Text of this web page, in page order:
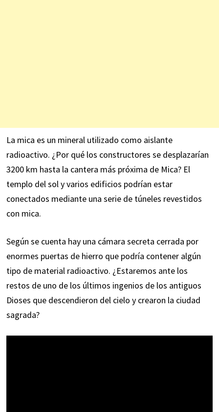
La mica es un mineral utilizado como aislante
radioactivo. ¿Por qué los constructores se desplazarían
3200 km hasta la cantera más próxima de Mica? El
templo del sol y varios edificios podrían estar
conectados mediante una serie de túneles revestidos
con mica.
Según se cuenta hay una cámara secreta cerrada por
enormes puertas de hierro que podría contener algún
tipo de material radioactivo. ¿Estaremos ante los
restos de uno de los últimos ingenios de los antiguos
Dioses que descendieron del cielo y crearon la ciudad
sagrada?